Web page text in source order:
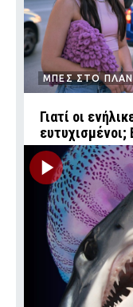
ΜΠΕΣ ΣΤΟ
Γιατί οι
ευτυχισμένοι;